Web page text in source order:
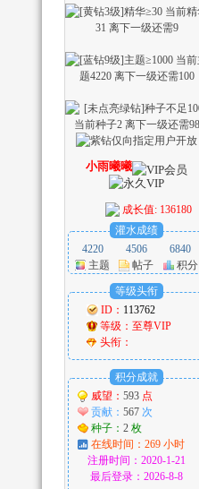
网
_
小雨曦曦
成长值: 136180
灌水成绩
4220
主题
4506
帖子
6840
积分
等级头衔
ID： 113762
等级： 至尊VIP
头衔：
积分成就
威望： 593 点
贡献： 567 次
种子： 2 枚
在线时间：269 小时
注册时间：2020-1-21
最后登录：2026-8-8